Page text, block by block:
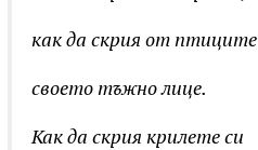
как да скрия от птиците
своето тъжно лице.
Как да скрия крилете си